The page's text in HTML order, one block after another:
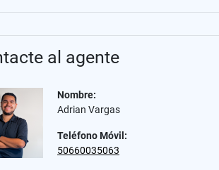
al agente
Nombre:
Adrian Vargas
Teléfono Móvil:
50660035063